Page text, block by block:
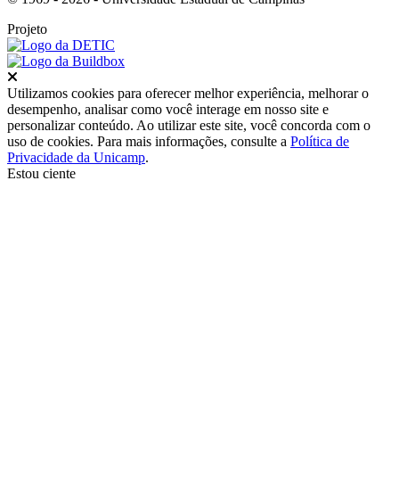
Projeto
Utilizamos cookies para oferecer melhor experiência, melhorar o
desempenho, analisar como você interage em nosso site e
personalizar conteúdo. Ao utilizar este site, você concorda com o
uso de cookies. Para mais informações, consulte a Política de
Privacidade da Unicamp.
Estou ciente